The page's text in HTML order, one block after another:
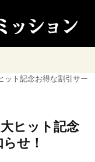
ット記念お得な割引サー
ヒット記念
せ！